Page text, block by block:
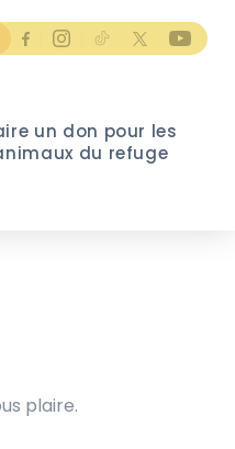
un don pour les
du refuge
plaire.